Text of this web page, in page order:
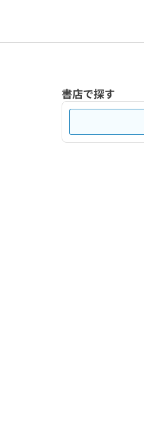
書店で探す